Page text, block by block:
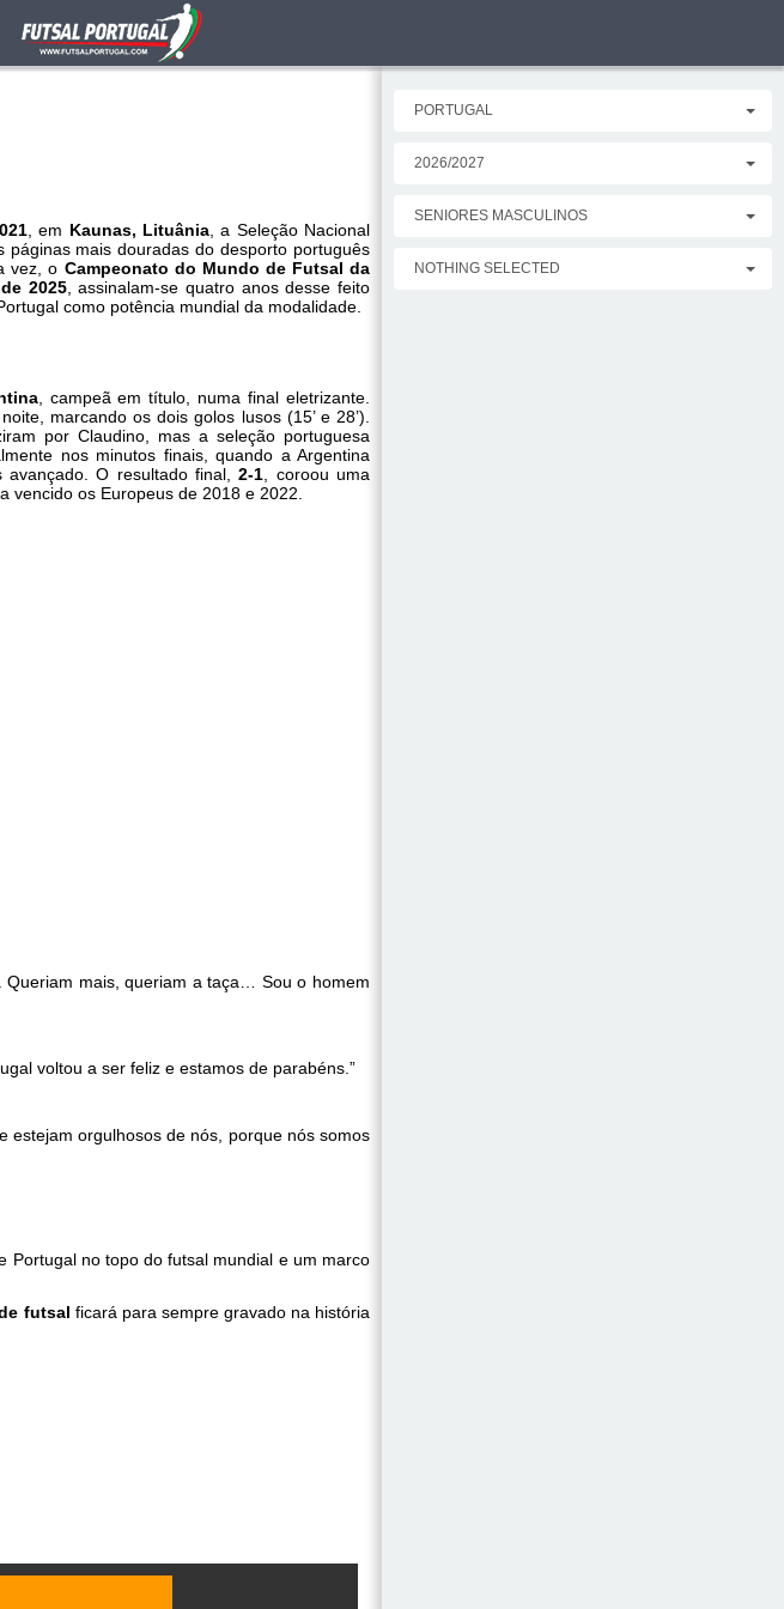
, em Kaunas, Lituânia , a Seleção Nacional
páginas mais douradas do desporto português
vez, o Campeonato do Mundo de Futsal da
2025, assinalam-se quatro anos desse feito
como potência mundial da modalidade.
, campeã em título, numa final eletrizante.
marcando os dois golos lusos (15’ e 28’).
por Claudino, mas a seleção portuguesa
nos minutos finais, quando a Argentina
avançado. O resultado final,2-1 , coroou uma
vencido os Europeus de 2018 e 2022.
Queriam mais, queriam a taça… Sou o homem
voltou a ser feliz e estamos de parabéns.”
orgulhosos de nós, porque nós somos
Portugal no topo do futsal mundial e um marco
futsal ficará para sempre gravado na história
PORTUGAL
2026/2027
SENIORES MASCULINOS
NOTHING SELECTED